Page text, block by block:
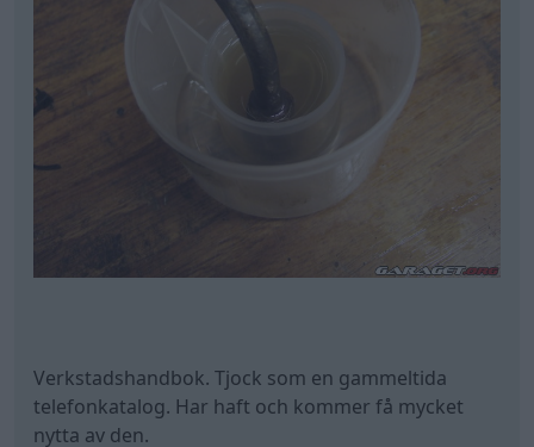
Verkstadshandbok. Tjock som en gammeltida
telefonkatalog. Har haft och kommer få mycket
nytta av den.